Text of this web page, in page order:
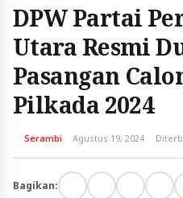
DPW Partai
Utara Resmi
Pasangan
Pilkada 2024
Serambi Agustus 19, 2024
Bagikan: